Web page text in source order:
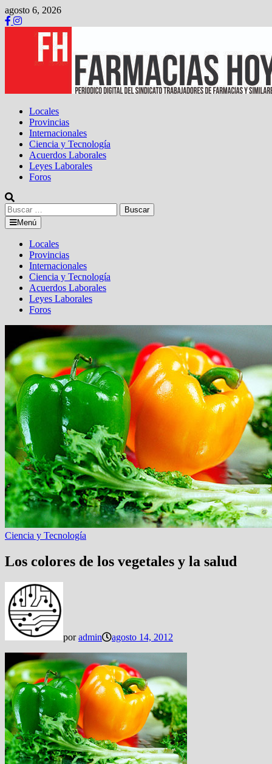
Saltar
al
contenido
agosto 6, 2026
Locales
Provincias
Internacionales
Ciencia y Tecnología
Acuerdos Laborales
Leyes Laborales
Foros
Buscar:
Menú
Locales
Provincias
Internacionales
Ciencia y Tecnología
Acuerdos Laborales
Leyes Laborales
Foros
Ciencia y Tecnología
Los colores de los vegetales y la salud
poradmin agosto 14, 2012